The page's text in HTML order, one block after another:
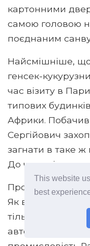
This website
best
картонними
самою головою
поєднаним
Найсмішніше, що
генсек-
час візиту в
типових
Африки.
Сергійович
загнати в таке ж
До чого ніколи
Про смачну і
Як відомо,
тільки житлові
автомобілі ("